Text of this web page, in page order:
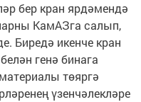
бер кран ярдәмендә
КамАЗга салып,
Биредә икенче кран
генә бинага
төяргә
үзенчәлекләре